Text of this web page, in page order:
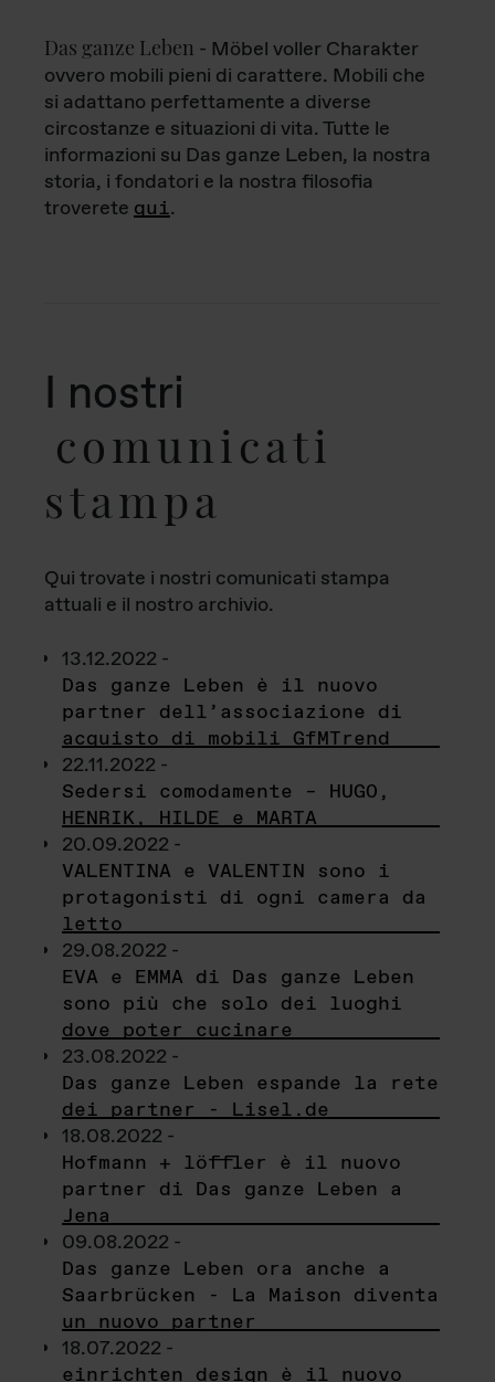
Das ganze Leben - Möbel voller Charakter
ovvero mobili pieni di carattere. Mobili che
si adattano perfettamente a diverse
circostanze e situazioni di vita. Tutte le
informazioni su Das ganze Leben, la nostra
storia, i fondatori e la nostra filosofia
troverete qui.
I nostri
comunicati
stampa
Qui trovate i nostri comunicati stampa
attuali e il nostro archivio.
13.12.2022 -
Das ganze Leben è il nuovo
partner dell’associazione di
acquisto di mobili GfMTrend
22.11.2022 -
Sedersi comodamente – HUGO,
HENRIK, HILDE e MARTA
20.09.2022 -
VALENTINA e VALENTIN sono i
protagonisti di ogni camera da
letto
29.08.2022 -
EVA e EMMA di Das ganze Leben
sono più che solo dei luoghi
dove poter cucinare
23.08.2022 -
Das ganze Leben espande la rete
dei partner - Lisel.de
18.08.2022 -
Hofmann + löffler è il nuovo
partner di Das ganze Leben a
Jena
09.08.2022 -
Das ganze Leben ora anche a
Saarbrücken - La Maison diventa
un nuovo partner
18.07.2022 -
einrichten design è il nuovo